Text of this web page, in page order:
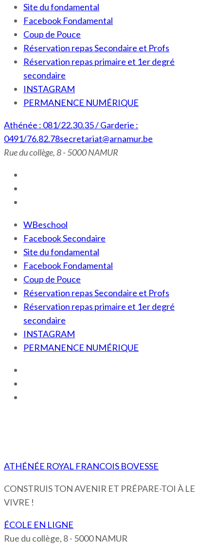
Site du fondamental
Facebook Fondamental
Coup de Pouce
Réservation repas Secondaire et Profs
Réservation repas primaire et 1er degré
secondaire
INSTAGRAM
PERMANENCE NUMÉRIQUE
Athénée : 081/22.30.35 / Garderie :
0491/76.82.78secretariat@arnamur.be
Rue du collège, 8 - 5000 NAMUR
WBeschool
Facebook Secondaire
Site du fondamental
Facebook Fondamental
Coup de Pouce
Réservation repas Secondaire et Profs
Réservation repas primaire et 1er degré
secondaire
INSTAGRAM
PERMANENCE NUMÉRIQUE
ATHÉNÉE ROYAL FRANCOIS BOVESSE
CONSTRUIS TON AVENIR ET PRÉPARE-TOI À LE
VIVRE !
ÉCOLE EN LIGNE
Rue du collège, 8 - 5000 NAMUR